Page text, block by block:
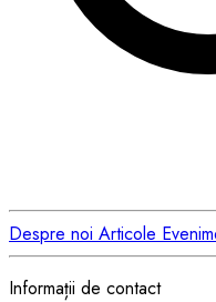
Despre noi Articole
Informații de contact